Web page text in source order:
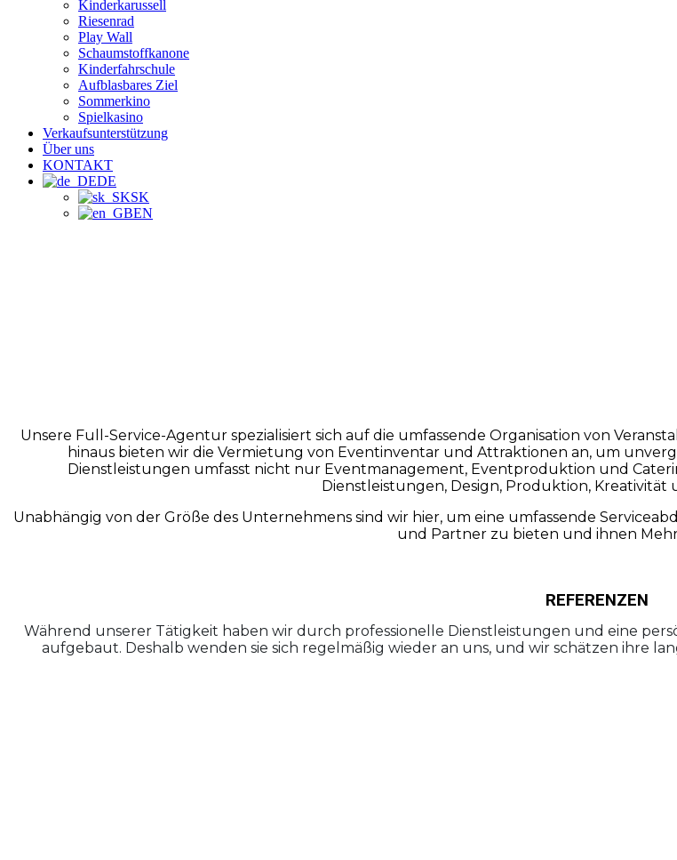
Kinderkarussell
Riesenrad
Play Wall
Schaumstoffkanone
Kinderfahrschule
Aufblasbares Ziel
Sommerkino
Spielkasino
Verkaufsunterstützung
Über uns
KONTAKT
DE
SK
EN
Unsere Full-Service-Agentur spezialisiert sich auf die umfassende Organisation von
hinaus bieten wir die Vermietung von Eventinventar und Attraktionen an, um
Dienstleistungen umfasst nicht nur Eventmanagement, Eventproduktion und
Dienstleistungen, Design, Produktion,
Unabhängig von der Größe des Unternehmens sind wir hier, um eine umfassende
und Partner zu bieten und ihnen
REFERENZEN
Während unserer Tätigkeit haben wir durch professionelle Dienstleistungen und eine
aufgebaut. Deshalb wenden sie sich regelmäßig wieder an uns, und wir schätzen ihre